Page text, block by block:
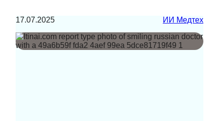
17.07.2025 ИИ Медтех